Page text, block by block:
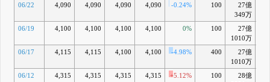
06/22
4,090 4,090 4,090 4,090 -0.24% 100
27億
349万
06/19 4,100 4,100 4,100 4,100 0% 100
27億
1010万
06/17 4,115 4,115 4,100 4,100 -4.98% 400
27億
1010万
06/12 4,315 4,315 4,315 4,315 +5.12% 100
28億